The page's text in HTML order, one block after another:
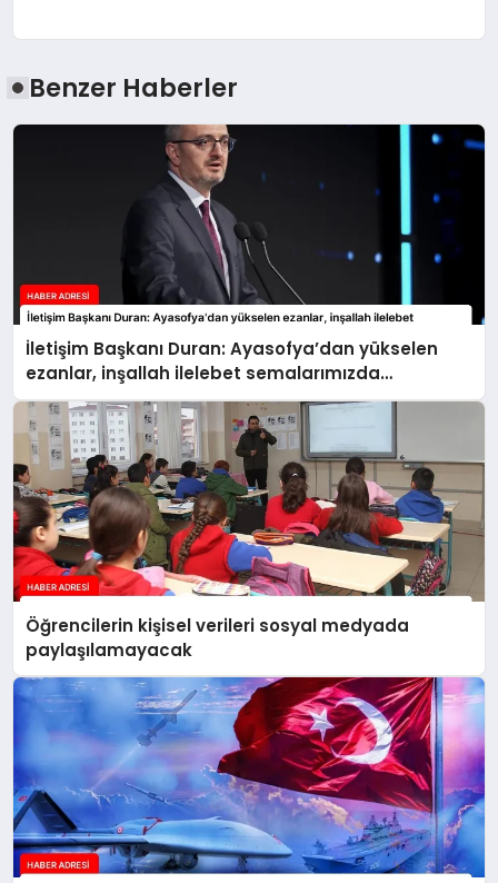
Benzer Haberler
İletişim Başkanı Duran: Ayasofya’dan yükselen
ezanlar, inşallah ilelebet semalarımızda
yankılanmaya devam edecektir
Öğrencilerin kişisel verileri sosyal medyada
paylaşılamayacak